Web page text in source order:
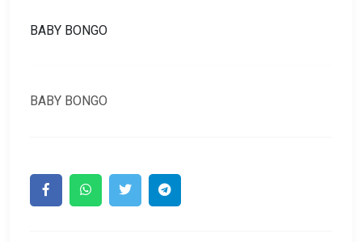
BABY BONGO
BABY BONGO